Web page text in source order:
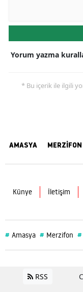
Yorum yazma
* Bu içerik ile ilgili
AMASYA MERZİFON
Künye İletişim
# Amasya # Merzifon #
RSS